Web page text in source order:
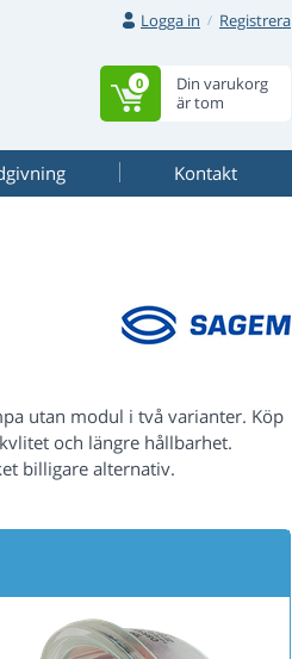
Logga in
Registrera
Din varukorg
är tom
0
Kontakt
utan modul i två varianter. Köp
och längre hållbarhet.
billigare alternativ.